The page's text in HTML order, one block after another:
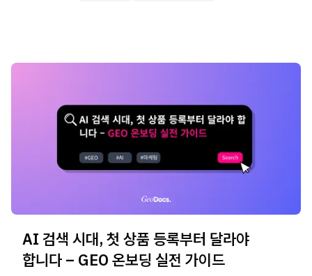
AI 검색 시대, 첫 상품 등록부터 달라야
합니다 – GEO 온보딩 실전 가이드